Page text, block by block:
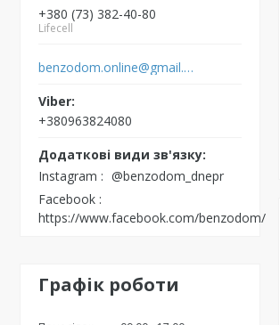
+380 (73) 382-40-80
Lifecell
benzodom.online@gmail.com
+380963824080
Instagram
@benzodom_dnepr
Facebook
https://www.facebook.com/benzodom/
Графік роботи